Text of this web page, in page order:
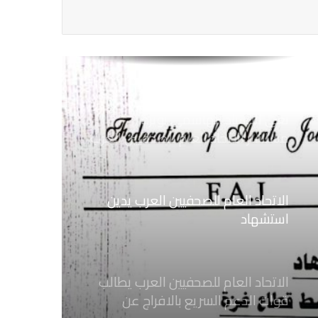
اليمنية
نعي الاستاذ الهاشمي نويرة
مستشار الاتحاد العام للصحفيين العرب
الاتحاد العام للصحفيين العرب يدين
استشهاد
ثلاثة صحفيين فلسطينيين باستهداف
إسرائيلي وسط قطاع غزة
الاتحاد العام للصحفيين العرب يطالب
قوات الدعم السريع بالافراج عن
الصحفيين السودانيين المعتقلين لديها
فوراً
الاتحاد العام للصحفيين العرب